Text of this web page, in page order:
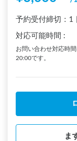
予約受付締切： 1
対応可能時間 :
お問い合わせ対応時
20:00です。
ま